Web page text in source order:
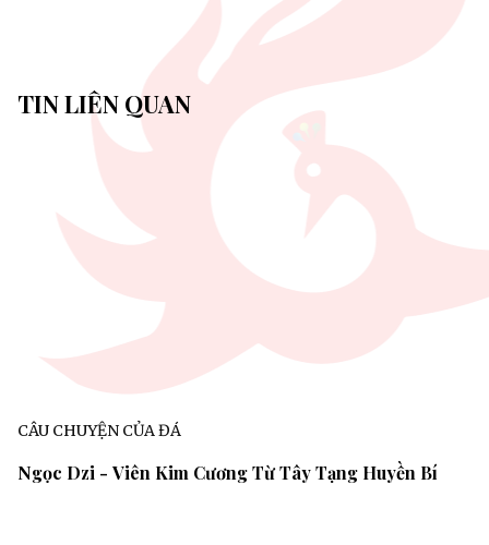
TIN LIÊN QUAN
CÂU CHUYỆN CỦA ĐÁ
Ngọc Dzi - Viên Kim Cương Từ Tây Tạng Huyền Bí